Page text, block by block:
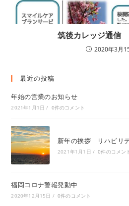
筑後カレッジ通信
2020年3月
最近の投稿
年始の営業のお知らせ
2021年1月1日 / 0件のコメント
新年の挨拶 リハビリ
2021年1月1日 / 0件のコメン
福岡コロナ警報発動中
2020年12月15日 / 0件のコメント